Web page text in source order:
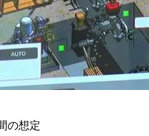
の想定